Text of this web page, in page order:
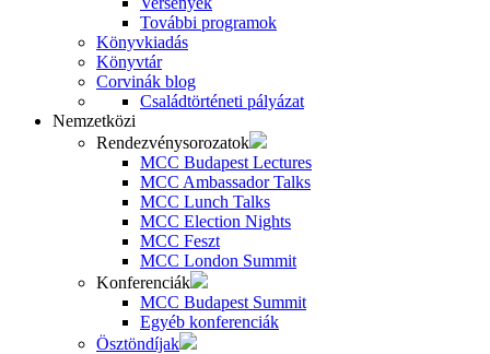
További programok
Könyvkiadás
Könyvtár
Corvinák blog
Családtörténeti pályázat
Nemzetközi
Rendezvénysorozatok
MCC Budapest Lectures
MCC Ambassador Talks
MCC Lunch Talks
MCC Election Nights
MCC Feszt
MCC London Summit
Konferenciák
MCC Budapest Summit
Egyéb konferenciák
Ösztöndíjak